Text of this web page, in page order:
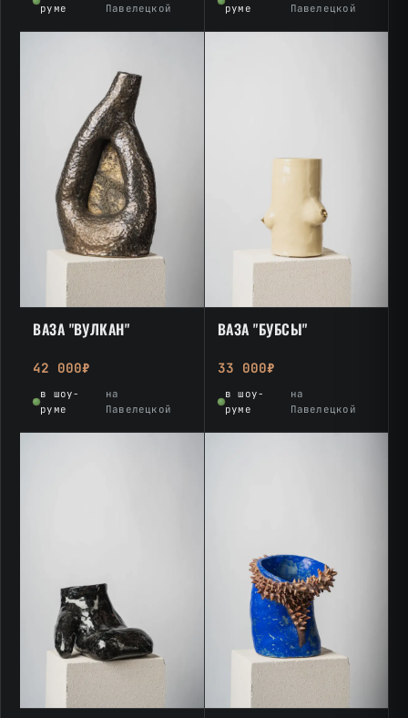
руме
Павелецкой
руме
Павелецкой
ВАЗА "ВУЛКАН"
42 000₽
в шоу-
руме
на
Павелецкой
ВАЗА "БУБСЫ"
33 000₽
в шоу-
руме
на
Павелецкой